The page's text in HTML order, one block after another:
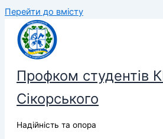
Перейти до вмісту
Профком студентів
Сікорського
Надійність та опора